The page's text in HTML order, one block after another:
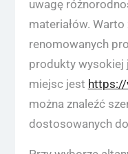
uwagę
materiałów.
renomowanych
produkty wysokiej
miejsc jest
można znaleźć
dostosowanych